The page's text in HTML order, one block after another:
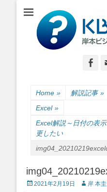
小さな会社・小さなお店
Home » 解説記事 »
Excel »
Excel解説～日付の表
更したい
Posted
2021年2月19日 Author
岸 本圭